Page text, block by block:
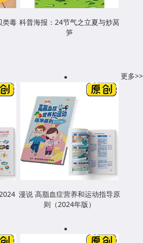
类毒 科普海报：24节气之立夏与炒莴
笋
更多>>
漫说 高脂血症营养和运动指导原
则（2024年版）